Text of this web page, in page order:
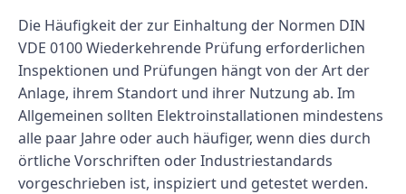
Die Häufigkeit der zur Einhaltung der Normen DIN
VDE 0100 Wiederkehrende Prüfung erforderlichen
Inspektionen und Prüfungen hängt von der Art der
Anlage, ihrem Standort und ihrer Nutzung ab. Im
Allgemeinen sollten Elektroinstallationen mindestens
alle paar Jahre oder auch häufiger, wenn dies durch
örtliche Vorschriften oder Industriestandards
vorgeschrieben ist, inspiziert und getestet werden.